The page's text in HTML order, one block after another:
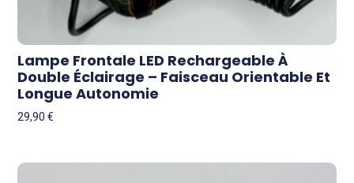
Lampe Frontale LED Rechargeable À
Double Éclairage – Faisceau Orientable Et
Longue Autonomie
29,90€